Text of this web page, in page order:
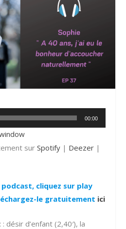
00:00
surSpotify | Deezer |
cliquez sur play
le gratuitement ici
: désir d’enfant (2,40′), la